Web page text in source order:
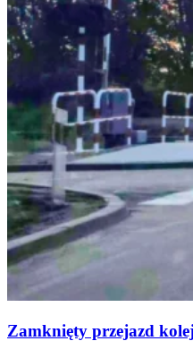
Zamknięty przejazd